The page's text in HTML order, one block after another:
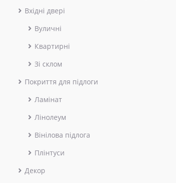
Вхідні двері
Вуличні
Квартирні
Зі склом
Покриття для підлоги
Ламінат
Лінолеум
Вінілова підлога
Плінтуси
Декор